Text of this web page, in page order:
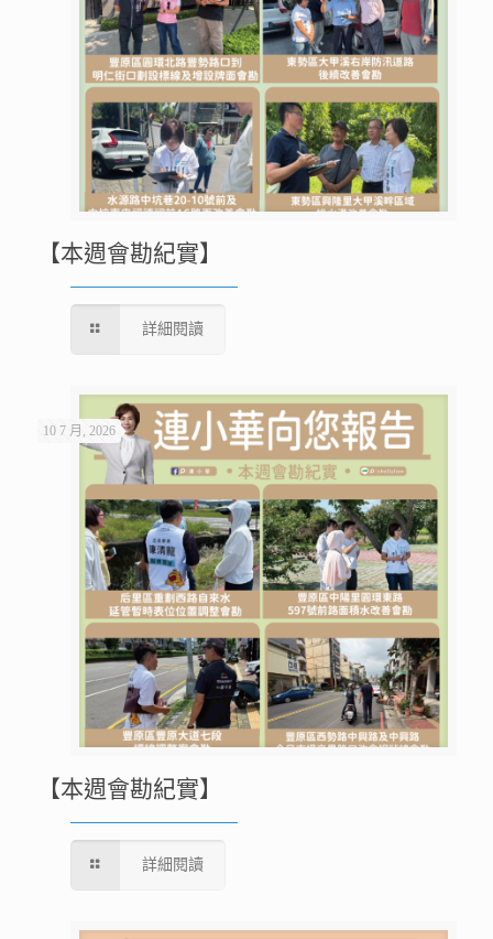
【本週會勘紀實】
詳細閱讀
10 7 月, 2026
【本週會勘紀實】
詳細閱讀